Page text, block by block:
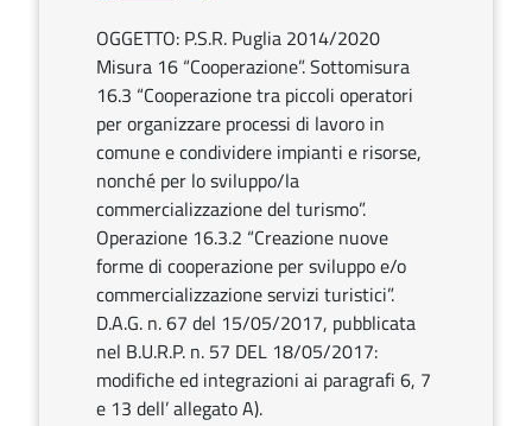
OGGETTO: P.S.R. Puglia 2014/2020
Misura 16 “Cooperazione”. Sottomisura
16.3 “Cooperazione tra piccoli operatori
per organizzare processi di lavoro in
comune e condividere impianti e risorse,
nonché per lo sviluppo/la
commercializzazione del turismo”.
Operazione 16.3.2 “Creazione nuove
forme di cooperazione per sviluppo e/o
commercializzazione servizi turistici”.
D.A.G. n. 67 del 15/05/2017, pubblicata
nel B.U.R.P. n. 57 DEL 18/05/2017:
modifiche ed integrazioni ai paragrafi 6, 7
e 13 dell’ allegato A).